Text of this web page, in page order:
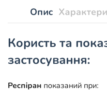
Опис
Користь та
застосування:
Респіран показаний при: